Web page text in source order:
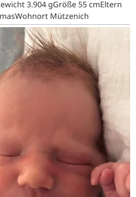
3.904 gGröße 55 cmEltern
Mützenich